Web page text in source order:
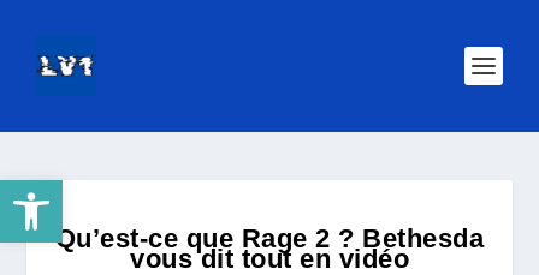
Ouvrir la barre d’outils
Qu’est-ce que Rage 2 ? Bethesda
vous dit tout en vidéo